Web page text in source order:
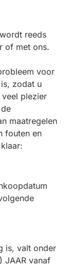
reeds
of met ons.
voor
zodat u
plezier
maatregelen
fouten en
is, valt onder
JAAR vanaf